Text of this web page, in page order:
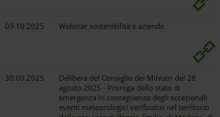
09.10.2025 Webinar sostenibilità e aziende
30.09.2025
Delibera del Consiglio dei Ministri del 28
agosto 2025 - Proroga dello stato di
emergenza in conseguenza degli eccezionali
eventi meteorologici verificatisi nel territorio